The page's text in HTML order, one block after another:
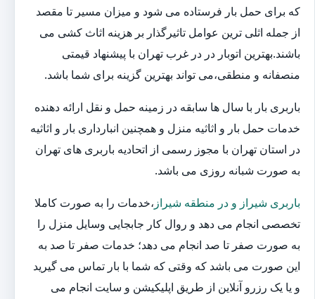
که برای حمل بار فرستاده می شود و میزان مسیر تا مقصد
از جمله اثلی ترین عوامل تاثیرگذار بر هزینه اثاث کشی می
باشند.بهترین اتوبار در در غرب تهران با پیشنهاد قیمتی
منصفانه و منطقی،می تواند بهترین گزینه برای شما باشد.
باربری بار با سال ها سابقه در زمینه حمل و نقل ارائه دهنده
خدمات حمل بار و اثاثیه منزل و همچنین انبارداری بار و اثاثیه
در استان تهران با مجوز رسمی از اتحادیه باربری های تهران
به صورت شبانه روزی می باشد.
باربری شیراز و در منطقه شیراز ،خدمات را به صورت کاملا
تخصصی انجام می دهد و روال کار جابجایی وسایل منزل را
به صورت صفر تا صد انجام می دهد؛ خدمات صفر تا صد به
این صورت می باشد که وقتی که شما با بار تماس می گیرید
و یا یک رزرو آنلاین از طریق اپلیکیشن و سایت انجام می